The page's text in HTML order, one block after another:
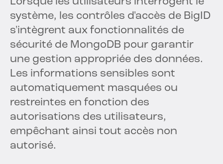
système, les contrôles d'accès de BigID
s'intègrent aux fonctionnalités de
sécurité de MongoDB pour garantir
une gestion appropriée des données.
Les informations sensibles sont
automatiquement masquées ou
restreintes en fonction des
autorisations des utilisateurs,
empêchant ainsi tout accès non
autorisé.